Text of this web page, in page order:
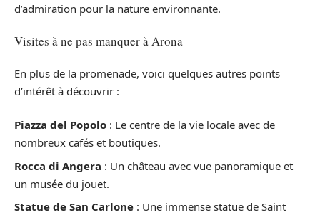
d’admiration pour la nature environnante.
Visites à ne pas manquer à Arona
En plus de la promenade, voici quelques autres points
d’intérêt à découvrir :
Piazza del Popolo : Le centre de la vie locale avec de
nombreux cafés et boutiques.
Rocca di Angera : Un château avec vue panoramique et
un musée du jouet.
Statue de San Carlone : Une immense statue de Saint